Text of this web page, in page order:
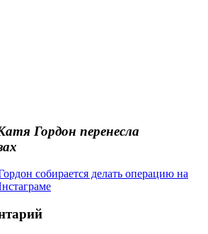
Гордон перенесла
собирается делать операцию на